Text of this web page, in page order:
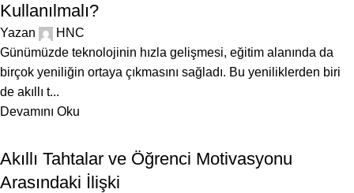
Kullanılmalı?
Yazan
HNC
Günümüzde teknolojinin hızla gelişmesi, eğitim alanında da
birçok yeniliğin ortaya çıkmasını sağladı. Bu yeniliklerden biri
de akıllı t...
Devamını Oku
Akıllı Tahtalar ve Öğrenci Motivasyonu
Arasındaki İlişki